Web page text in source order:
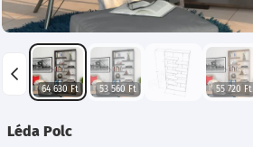
64 630 Ft 53 560 Ft 55 720 Ft
Léda Polc